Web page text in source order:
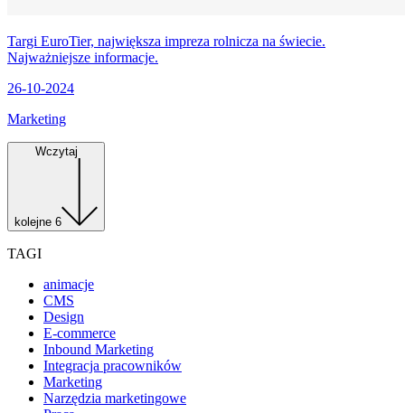
Targi EuroTier, największa impreza rolnicza na świecie.
Najważniejsze informacje.
26-10-2024
Marketing
Wczytaj
kolejne 6
TAGI
animacje
CMS
Design
E-commerce
Inbound Marketing
Integracja pracowników
Marketing
Narzędzia marketingowe